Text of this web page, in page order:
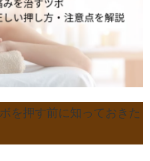
を押す前に知っておきた